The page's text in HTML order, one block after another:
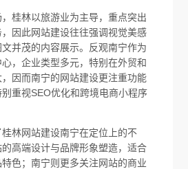
桂林以旅游业为主导，重点突出
因此网站建设往往强调视觉美感
并茂的内容展示。反观南宁作为
，企业类型多元，特别在外贸和
因而南宁的网站建设更注重功能
重视SEO优化和跨境电商小程序
林网站建设南宁在定位上的不
高端设计与品牌形象塑造，适合
色；南宁则更多关注网站的商业